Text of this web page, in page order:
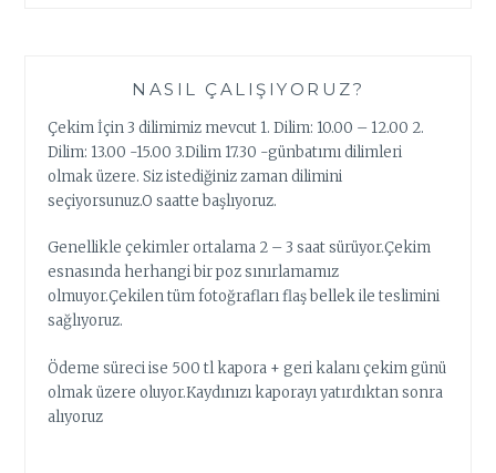
NASIL ÇALIŞIYORUZ?
Çekim İçin 3 dilimimiz mevcut 1. Dilim: 10.00 – 12.00 2.
Dilim: 13.00 -15.00 3.Dilim 17.30 -günbatımı dilimleri
olmak üzere. Siz istediğiniz zaman dilimini
seçiyorsunuz.O saatte başlıyoruz.
Genellikle çekimler ortalama 2 – 3 saat sürüyor.Çekim
esnasında herhangi bir poz sınırlamamız
olmuyor.Çekilen tüm fotoğrafları flaş bellek ile teslimini
sağlıyoruz.
Ödeme süreci ise 500 tl kapora + geri kalanı çekim günü
olmak üzere oluyor.Kaydınızı kaporayı yatırdıktan sonra
alıyoruz